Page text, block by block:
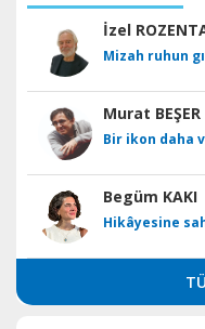
İzel
Mizah ruhun
Murat BEŞER
Bir ikon daha
Begüm KAKI
Hikâyesine